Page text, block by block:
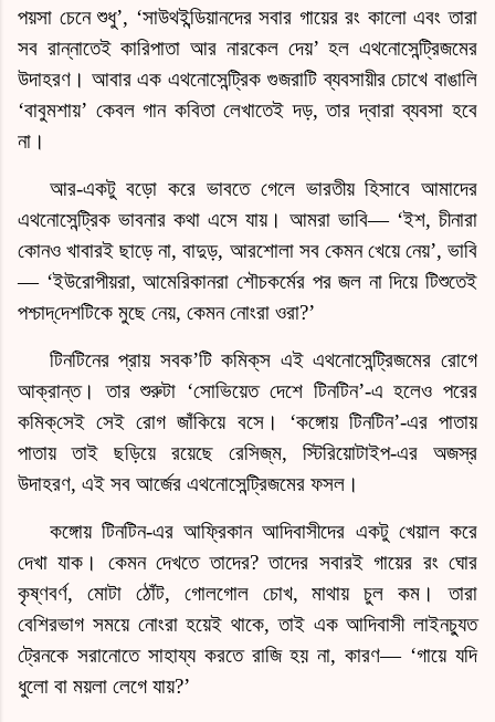
পয়সা চেনে শুধু’, ‘সাউথইন্ডিয়ানদের সবার গায়ের রং কালো এবং তারা
সব রান্নাতেই কারিপাতা আর নারকেল দেয়’ হল এথনোসেন্ট্রিজমের
উদাহরণ। আবার এক এথনোসেন্ট্রিক গুজরাটি ব্যবসায়ীর চোখে বাঙালি
‘বাবুমশায়’ কেবল গান কবিতা লেখাতেই দড়, তার দ্বারা ব্যবসা হবে
না।
আর-একটুবড়োকরে ভাবতে গেলে ভারতীয় হিসাবে আমাদের
এথনোসেন্ট্রিক ভাবনার কথা এসে যায়। আমরা ভাবি— ‘ইশ, চীনারা
কোনও খাবারই ছাড়ে না, বাদুড়, আরশোলা সব কেমন খেয়ে নেয়’, ভাবি
— ‘ইউরোপীয়রা, আমেরিকানরা শৌচকর্মের পর জল না দিয়ে টিশুতেই
পশ্চাদ্‌দেশটিকে মুছে নেয়, কেমন নোংরা ওরা?’
টিনটিনের প্রায় সবক’টিকমিক্‌স এই এথনোসেন্ট্রিজমের রোগে
আক্রান্ত। তার শুরুটা ‘সোভিয়েত দেশে টিনটিন’-এ হলেও পরের
কমিক্‌সেই সেই রোগ জাঁকিয়ে বসে। ‘কঙ্গোয় টিনটিন’-এর পাতায়
পাতায় তাই ছড়িয়ে রয়েছে রেসিজ্‌ম, স্টিরিয়োটাইপ-এর অজস্র
উদাহরণ, এই সব আর্জের এথনোসেন্ট্রিজমের ফসল।
কঙ্গোয় টিনটিন-এর আফ্রিকান আদিবাসীদের একটু খেয়াল করে
দেখা যাক। কেমন দেখতে তাদের? তাদের সবারই গায়ের রংঘোর
কৃষ্ণবর্ণ, মোটা ঠোঁট, গোলগোল চোখ, মাথায় চুল কম। তারা
বেশিরভাগ সময়ে নোংরা হয়েই থাকে, তাই এক আদিবাসী লাইনচ্যুত
ট্রেনকে সরানোতে সাহায্য করতে রাজি হয় না, কারণ— ‘গায়ে যদি
ধুলো বা ময়লা লেগে যায়?’